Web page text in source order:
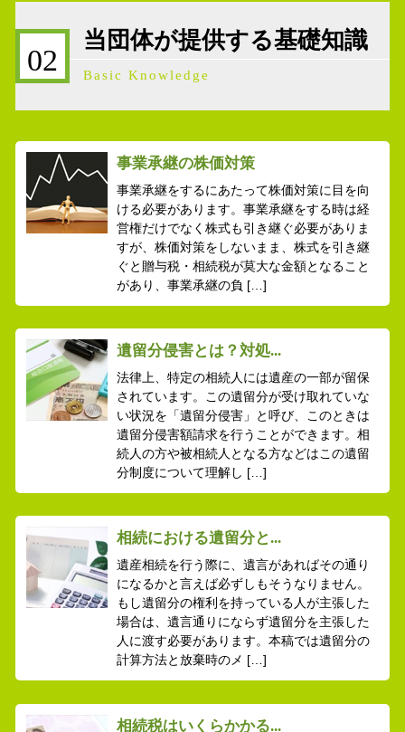
02
当団体が提供する基礎知識
Basic Knowledge
事業承継の株価対策
事業承継をするにあたって株価対策に目を向
ける必要があります。事業承継をする時は経
営権だけでなく株式も引き継ぐ必要がありま
すが、株価対策をしないまま、株式を引き継
ぐと贈与税・相続税が莫大な金額となること
があり、事業承継の負 […]
遺留分侵害とは？対処...
法律上、特定の相続人には遺産の一部が留保
されています。この遺留分が受け取れていな
い状況を「遺留分侵害」と呼び、このときは
遺留分侵害額請求を行うことができます。相
続人の方や被相続人となる方などはこの遺留
分制度について理解し […]
相続における遺留分と...
遺産相続を行う際に、遺言があればその通り
になるかと言えば必ずしもそうなりません。
もし遺留分の権利を持っている人が主張した
場合は、遺言通りにならず遺留分を主張した
人に渡す必要があります。本稿では遺留分の
計算方法と放棄時のメ […]
相続税はいくらかかる...